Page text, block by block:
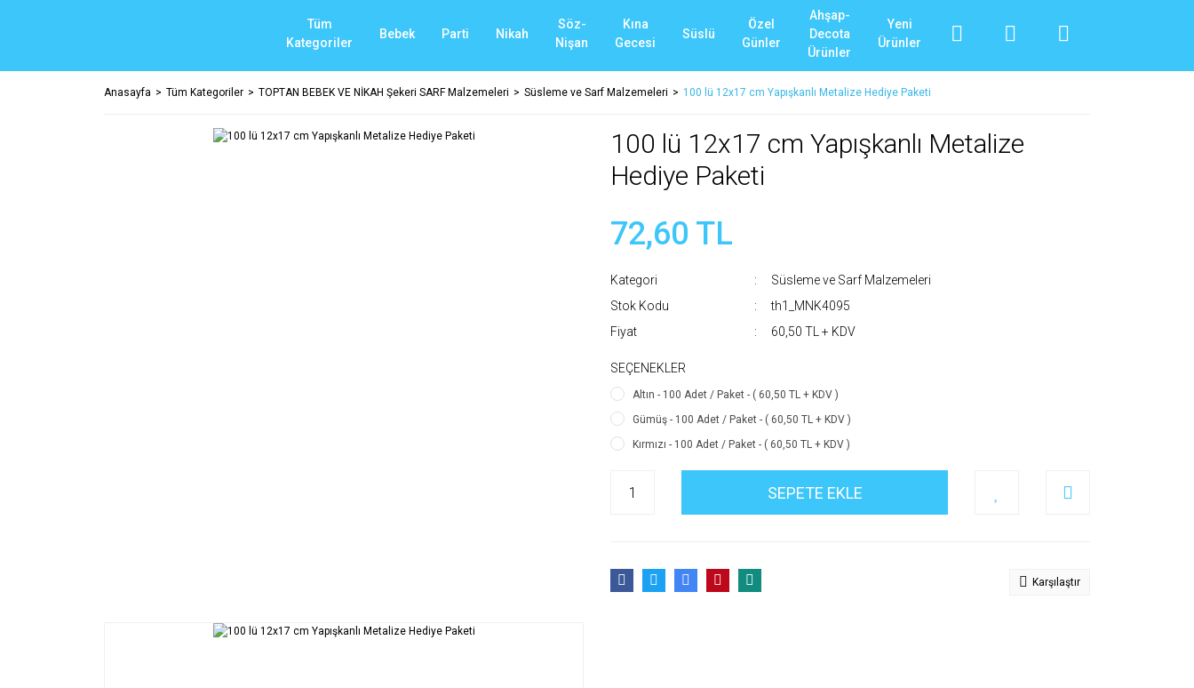
Tüm
Kategoriler
Bebek Parti Nikah
Söz-
Nişan
Kına
Gecesi
Süslü
Özel
Günler
Ahşap-
Decota
Ürünler
Yeni
Ürünler
Anasayfa Tüm Kategoriler TOPTAN BEBEK VE NİKAH Şekeri SARF Malzemeleri Süsleme ve Sarf Malzemeleri 100 lü 12x17 cm Yapışkanlı Metalize Hediye Paketi
100 lü 12x17 cm Yapışkanlı Metalize
Hediye Paketi
72,60 TL
Kategori
Süsleme ve Sarf Malzemeleri
Stok Kodu
th1_MNK4095
Fiyat
60,50 TL + KDV
SEÇENEKLER
Altın - 100 Adet / Paket - ( 60,50 TL + KDV )
Gümüş - 100 Adet / Paket - ( 60,50 TL + KDV )
Kırmızı - 100 Adet / Paket - ( 60,50 TL + KDV )
SEPETE EKLE
Karşılaştır